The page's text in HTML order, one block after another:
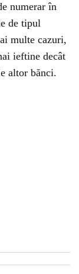
numerar în
de tipul
multe cazuri,
ieftine decât
altor bănci.